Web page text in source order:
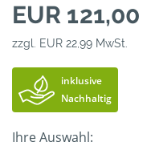
EUR 121,00
zzgl. EUR 22,99 MwSt.
inklusive
Nachhaltig
Ihre Auswahl: